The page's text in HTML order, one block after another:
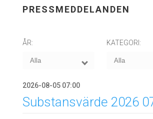
PRESSMEDDELANDEN
ÅR: KATEGORI:
2026-08-05 07:00
Substansvärde 2026